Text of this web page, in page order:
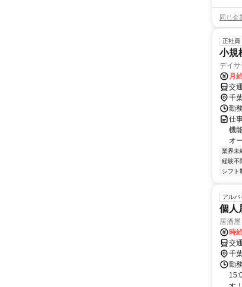
同じ企
正社員
小規
デイ
月
交
千
勤
仕
機
オ
業界未
経験不
シフト
アルバ
個人
居酒
時
交
千
勤